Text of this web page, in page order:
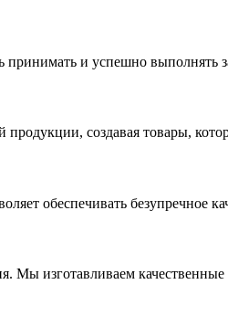
принимать и успешно выполнять
создавая товары,
обеспечивать безупречное
Мы изготавливаем